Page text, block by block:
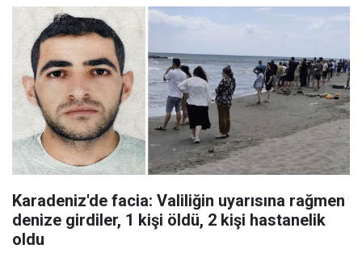
Karadeniz'de facia: Valiliğin uyarısına rağmen
denize girdiler, 1 kişi öldü, 2 kişi hastanelik
oldu